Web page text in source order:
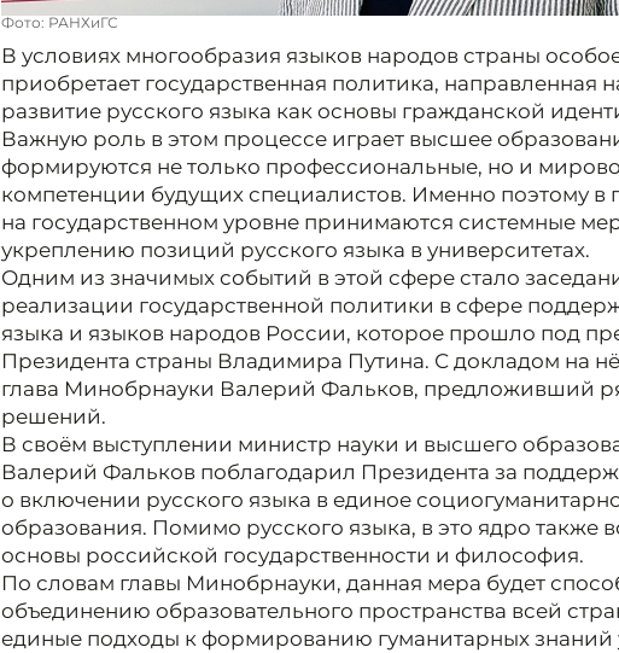
Фото: РАНХиГС
В условиях многообразия языков народов страны
приобретает государственная политика, направленная
развитие русского языка как основы гражданской
Важную роль в этом процессе играет высшее
формируются не только профессиональные, но и
компетенции будущих специалистов. Именно поэтому в
на государственном уровне принимаются системные
укреплению позиций русского языка в университетах.
Одним из значимых событий в этой сфере стало
реализации государственной политики в сфере
языка и языков народов России, которое прошло под
Президента страны Владимира Путина. С докладом на
глава Минобрнауки Валерий Фальков, предложивший
решений.
В своём выступлении министр науки и высшего
Валерий Фальков поблагодарил Президента за
о включении русского языка в единое
образования. Помимо русского языка, в это ядро также
основы российской государственности и философия.
По словам главы Минобрнауки, данная мера будет
объединению образовательного пространства всей
единые подходы к формированию гуманитарных знаний